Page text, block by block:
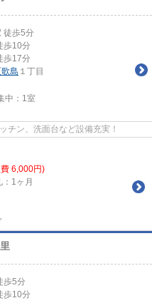
徒歩5分
歩10分
歩17分
歌島 １丁目
中： 1室
チン、洗面台など設備充実！
6,000円)
1ヶ月
歩5分
歩10分